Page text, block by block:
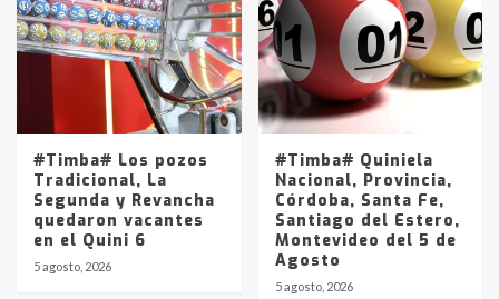
#Timba# Los pozos
Tradicional, La
Segunda y Revancha
quedaron vacantes
en el Quini 6
5 agosto, 2026
#Timba# Quiniela
Nacional, Provincia,
Córdoba, Santa Fe,
Santiago del Estero,
Montevideo del 5 de
Agosto
5 agosto, 2026